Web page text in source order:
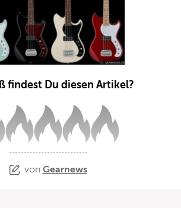
findest Du diesen Artikel?
von Gearnews